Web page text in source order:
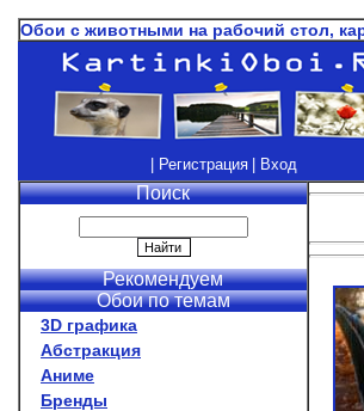
Обои с животными на рабочий стол,
| Регистрация | Вход
Поиск
Рекомендуем
Обои по темам
3D графика
Абстракция
Аниме
Бренды